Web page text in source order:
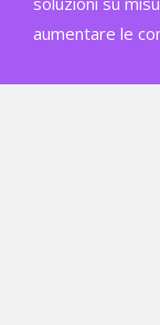
aumentare le